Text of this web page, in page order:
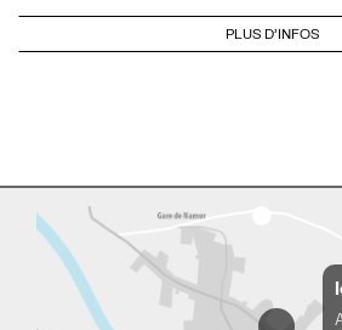
PLUS D'INFOS